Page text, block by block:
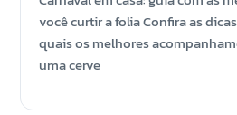
você curtir a folia Confira as
quais os melhores
uma cerve